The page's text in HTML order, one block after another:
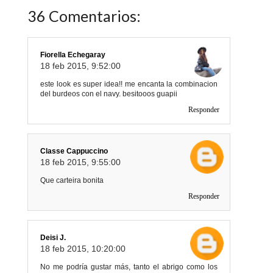
36 Comentarios:
Fiorella Echegaray
18 feb 2015, 9:52:00
este look es super idea!! me encanta la combinacion
del burdeos con el navy. besitooos guapii
Responder
Classe Cappuccino
18 feb 2015, 9:55:00
Que carteira bonita
Responder
Deisi J.
18 feb 2015, 10:20:00
No me podría gustar más, tanto el abrigo como los